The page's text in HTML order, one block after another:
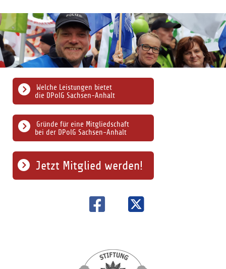
Gründe für eine Mitgliedschaft
bei der DPolG Sachsen-Anhalt
Welche Leistungen bietet
die DPolG Sachsen-Anhalt
Jetzt Mitglied werden!